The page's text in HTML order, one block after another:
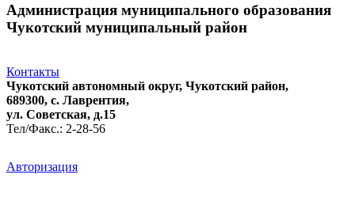
Администрация муниципального образования
Чукотский муниципальный район
Контакты
Чукотский автономный округ, Чукотский район,
689300, с. Лаврентия,
ул. Советская, д.15
Тел/Факс.: 2-28-56
Авторизация